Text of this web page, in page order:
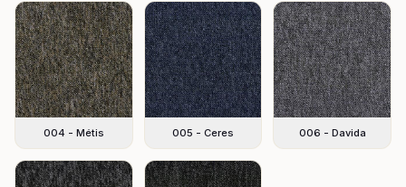
004 - Métis 005 - Ceres 006 - Davida